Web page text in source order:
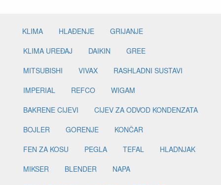
KLIMA HLAĐENJE
GRIJANJE
KLIMA UREĐAJ
DAIKIN
GREE
MITSUBISHI
VIVAX
RASHLADNI SUSTAVI
IMPERIAL
REFCO
WIGAM
BAKRENE CIJEVI
CIJEV ZA ODVOD KONDENZATA
BOJLER
GORENJE
KONČAR
FEN ZA KOSU
PEGLA TEFAL
HLADNJAK
MIKSER
BLENDER
NAPA